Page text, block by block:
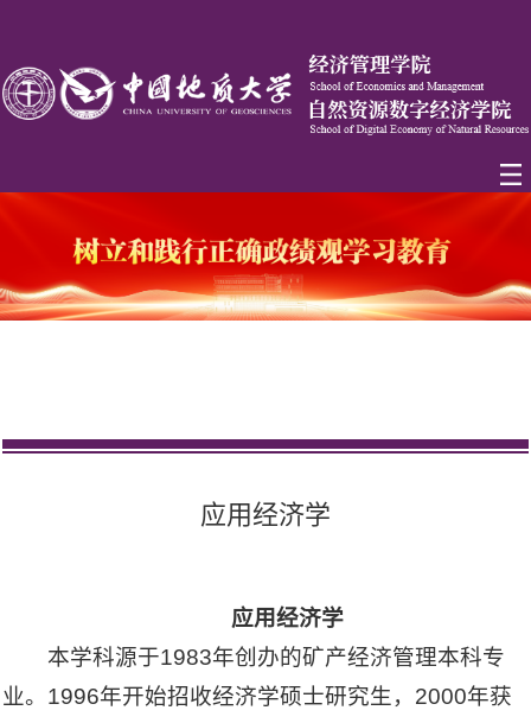
应用经济学
应用经济学
本学科源于1983年创办的矿产经济管理本科专
业。1996年开始招收经济学硕士研究生，2000年获